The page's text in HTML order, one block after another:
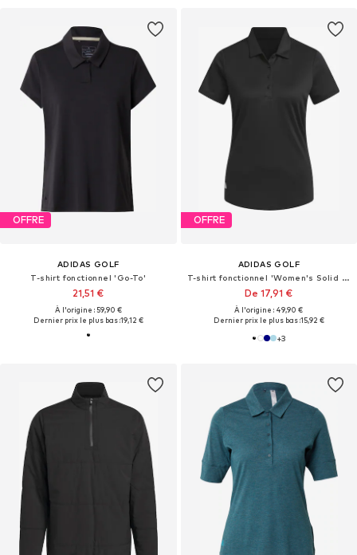
OFFRE
ADIDAS GOLF
T-shirt fonctionnel 'Go-To'
21,51 €
À l'origine : 59,90 €
Dernier prix le plus bas :19,12 €
OFFRE
ADIDAS GOLF
T-shirt fonctionnel 'Women's Solid Performance Short Sleeve Polo'
De 17,91 €
À l'origine : 49,90 €
Dernier prix le plus bas :15,92 €
+3